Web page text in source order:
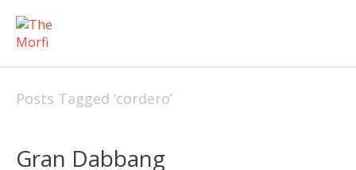
Posts Tagged ‘cordero’
Gran Dabbang